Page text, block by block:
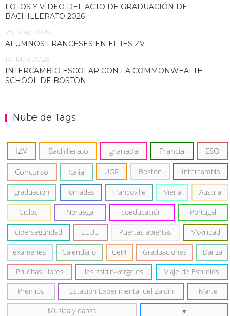
FOTOS Y VIDEO DEL ACTO DE GRADUACIÓN DE
BACHILLERATO 2026
25, May 2026
ALUMNOS FRANCESES EN EL IES ZV.
14, May 2026
INTERCAMBIO ESCOLAR CON LA COMMONWEALTH
SCHOOL DE BOSTON
Nube de Tags
IZV Bachillerato granada Francia ESO
Concurso Italia UGR Boston Intercambio
graduación Jornadas Francoville Viena Austria
Ciclos Noruega coeducación Portugal
ciberseguridad EEUU Puertas abiertas Movilidad
exámenes Calendario CePI Graduaciones Danza
Pruebas Libres ies zaidín-vergeles Viaje de Estudios
Premios Estación Experimental del Zaidín Marte
Música y danza